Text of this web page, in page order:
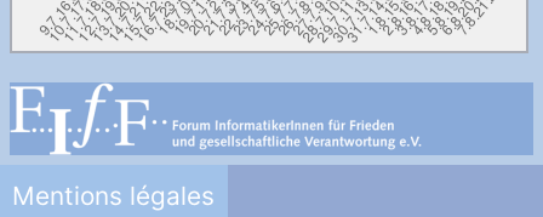
Mentions légales